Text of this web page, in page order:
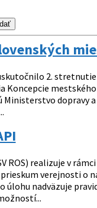
2.
mestského
dopravy
ROS) realizuje v
verejnosti o
úlohu nadväzuje